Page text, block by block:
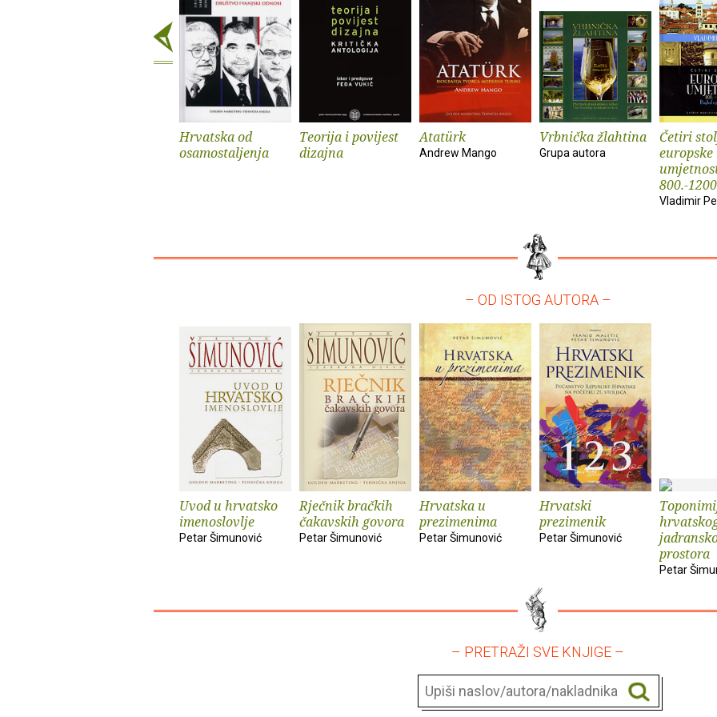
Hrvatska od
osamostaljenja
Teorija i povijest
dizajna
Atatürk
Andrew Mango
Vrbnička žlahtina
Grupa autora
Četiri
europske
800.-
Vladimir
– OD ISTOG AUTORA –
Uvod u hrvatsko
imenoslovlje
Petar Šimunović
Rječnik bračkih
čakavskih govora
Petar Šimunović
Hrvatska u
prezimenima
Petar Šimunović
Hrvatski
prezimenik
Petar Šimunović
prostora
Petar
– PRETRAŽI SVE KNJIGE –